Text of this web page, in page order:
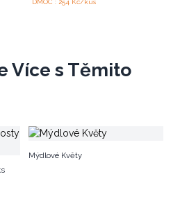
DMOC : 254 Kč/kus
Více s Těmito
Mýdlové Květy